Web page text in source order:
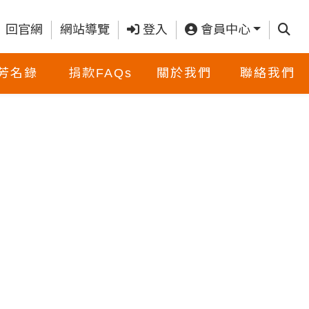
回官網 網站導覽 登入 會員中心 查詢
名錄 捐款FAQs 關於我們 聯絡我們